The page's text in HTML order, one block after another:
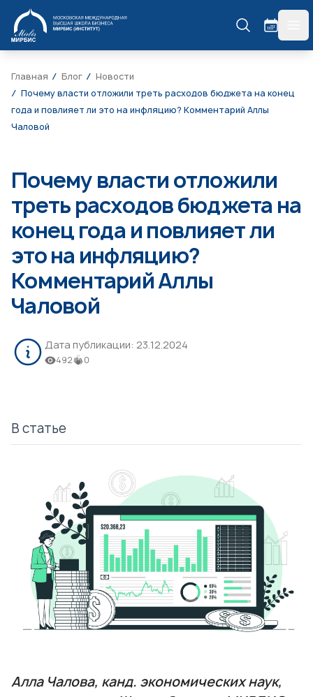
МИРБИС
Главная Блог
Новости
Почему власти отложили треть расходов бюджета на конец
года и повлияет ли это на инфляцию? Комментарий Аллы
Чаловой
Почему власти отложили
треть расходов бюджета на
конец года и повлияет ли
это на инфляцию?
Комментарий Аллы
Чаловой
Дата публикации: 23.12.2024
492 0
В статье
Алла Чалова, канд. экономических наук,